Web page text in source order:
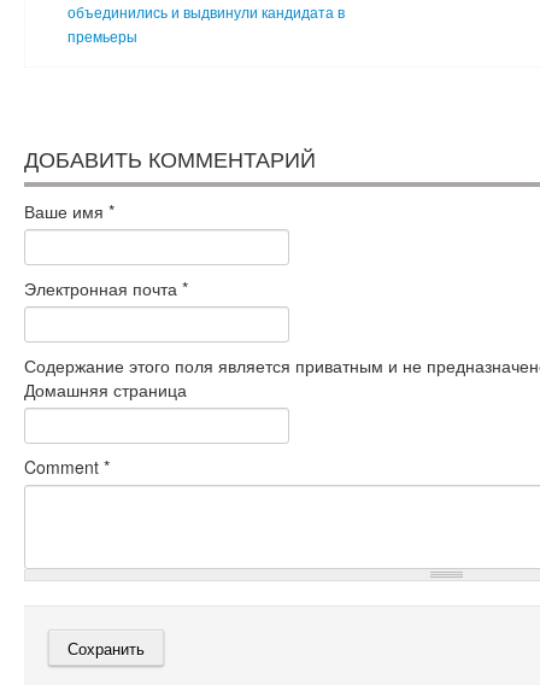
объединились и выдвинули кандидата в
премьеры
ДОБАВИТЬ КОММЕНТАРИЙ
Ваше имя *
Электронная почта *
Содержание этого поля является приватным и не
Домашняя страница
Comment *